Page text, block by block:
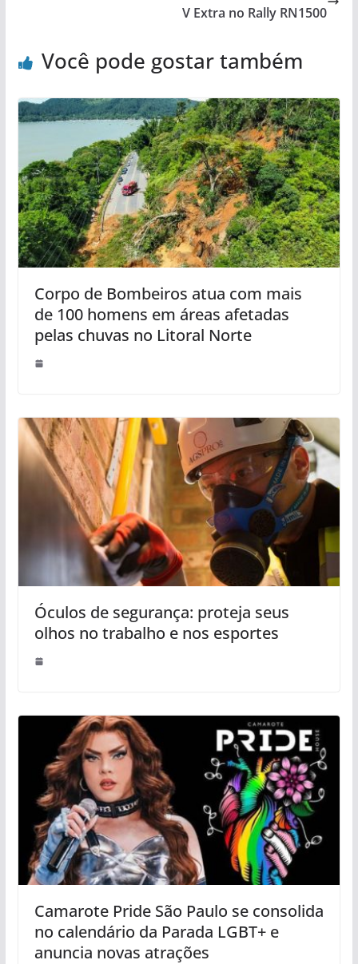
V Extra no Rally RN1500
Você pode gostar também
Corpo de Bombeiros atua com mais
de 100 homens em áreas afetadas
pelas chuvas no Litoral Norte
Óculos de segurança: proteja seus
olhos no trabalho e nos esportes
Camarote Pride São Paulo se consolida
no calendário da Parada LGBT+ e
anuncia novas atrações